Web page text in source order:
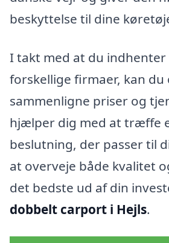
beskyttelse til dine
I takt med at du
forskellige firmaer, kan du
sammenligne priser og
hjælper dig med at træffe
beslutning, der passer til
at overveje både kvalitet
det bedste ud af din
dobbelt carport i Hejls.